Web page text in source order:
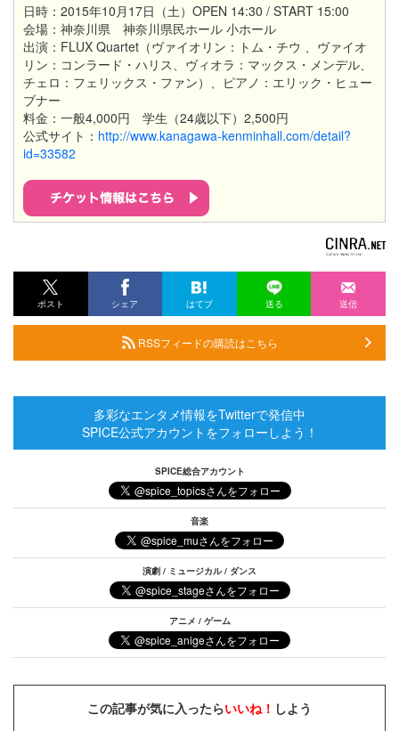
日時：2015年10月17日（土）OPEN 14:30 / START 15:00
会場：神奈川県 神奈川県民ホール 小ホール
出演：FLUX Quartet（ヴァイオリン：トム・チウ 、ヴァイオ
リン：コンラード・ハリス、ヴィオラ：マックス・メンデル、
チェロ：フェリックス・ファン）、ピアノ：エリック・ヒュー
ブナー
料金：一般4,000円 学生（24歳以下）2,500円
公式サイト： http://www.kanagawa-kenminhall.com/detail?
id=33582
ポスト シェア はてブ 送る 送信
RSSフィードの購読はこちら
多彩なエンタメ情報をTwitterで発信中
SPICE公式アカウントをフォローしよう！
SPICE総合アカウント
音楽
演劇 / ミュージカル / ダンス
アニメ / ゲーム
この記事が気に入ったらいいね！ しよう